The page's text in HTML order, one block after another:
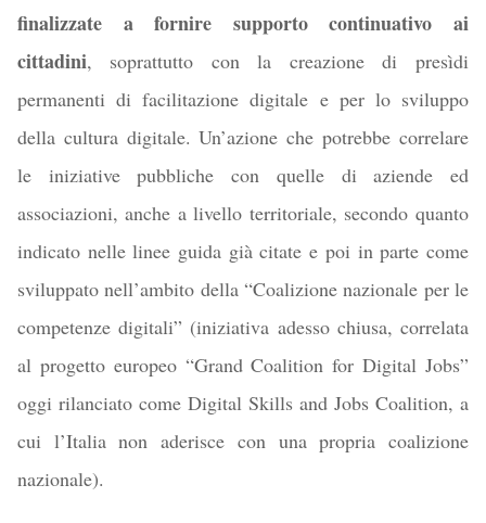
finalizzate a fornire supporto continuativo ai
cittadini, soprattutto con la creazione di presìdi
permanenti di facilitazione digitale e per lo sviluppo
della cultura digitale. Un’azione che potrebbe correlare
le iniziative pubbliche con quelle di aziende ed
associazioni, anche a livello territoriale, secondo quanto
indicato nelle linee guida già citate e poi in parte come
sviluppato nell’ambito della “Coalizione nazionale per le
competenze digitali” (iniziativa adesso chiusa, correlata
al progetto europeo “Grand Coalition for Digital Jobs”
oggi rilanciato come Digital Skills and Jobs Coalition, a
cui l’Italia non aderisce con una propria coalizione
nazionale).